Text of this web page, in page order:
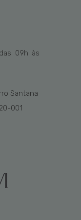
09h às
Santana
001